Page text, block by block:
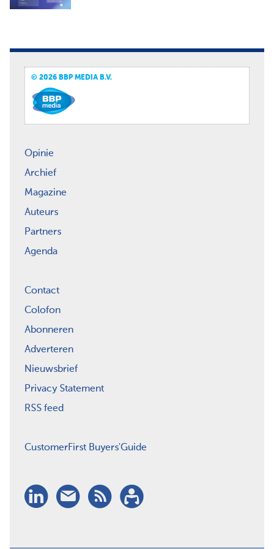
© 2026 BBP MEDIA B.V.
Opinie
Archief
Magazine
Auteurs
Partners
Agenda
Contact
Colofon
Abonneren
Adverteren
Nieuwsbrief
Privacy Statement
RSS feed
CustomerFirst Buyers'Guide
LinkedIn
Nieuwsbrief
RSSAbonneren